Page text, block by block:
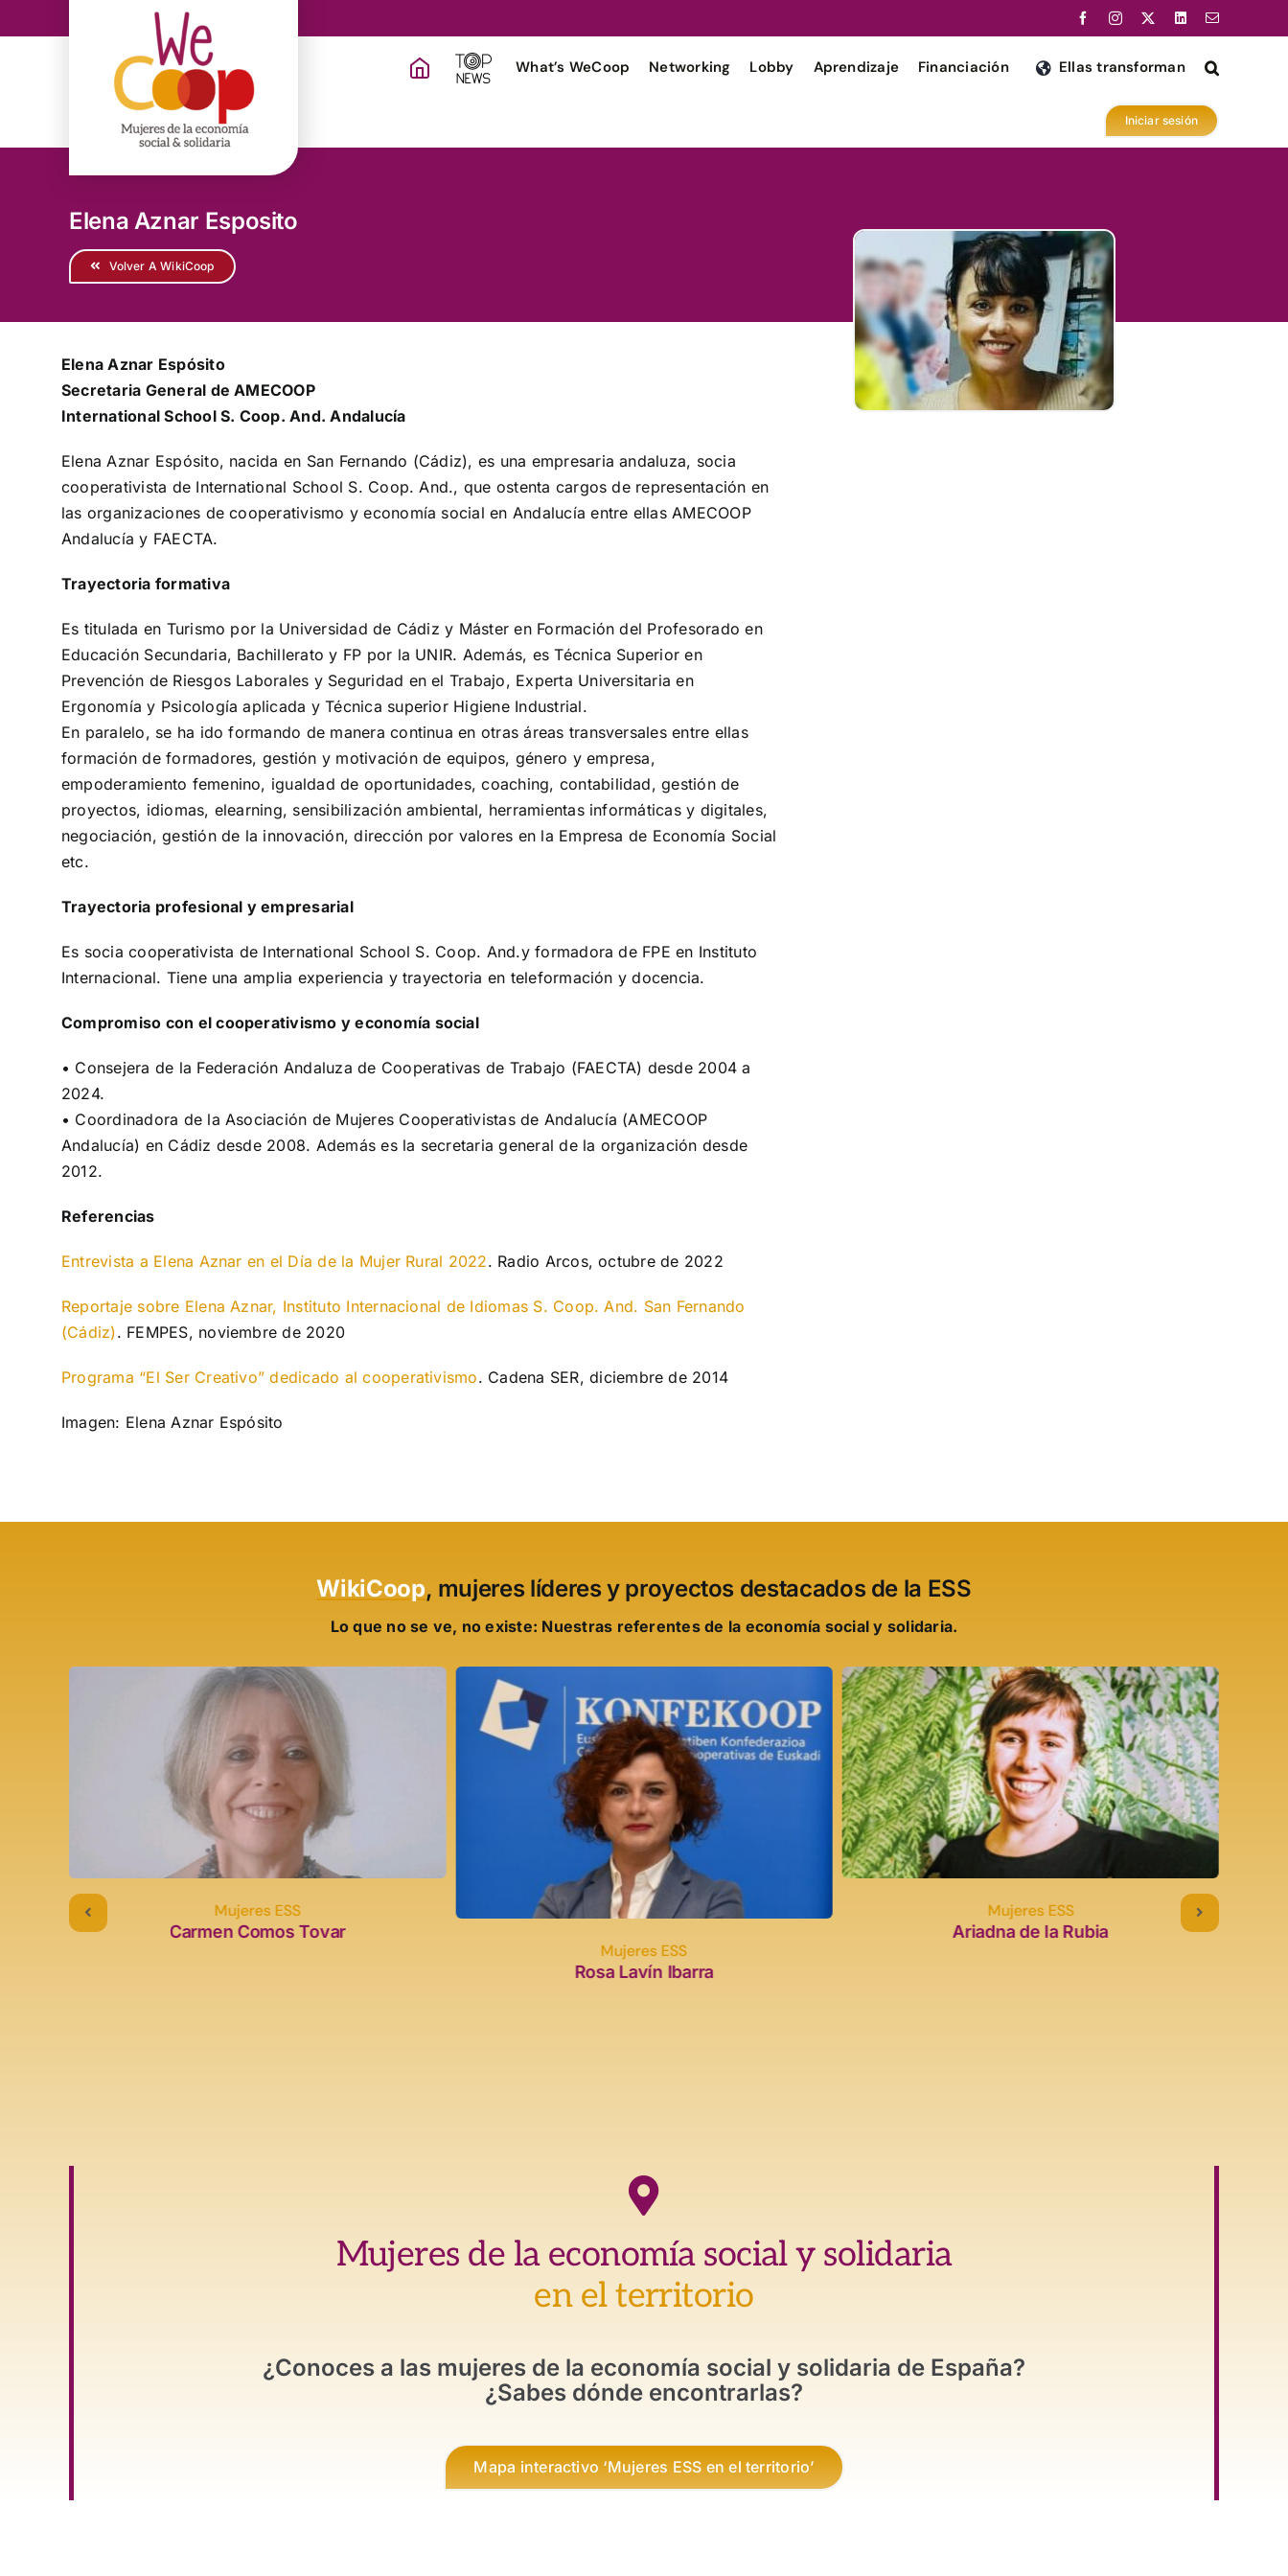
al
What’s WeCoop Networking Lobby Aprendizaje Financiación Ellas transforman
Iniciar sesión
Elena Aznar Esposito
Volver A WikiCoop
Elena Aznar Espósito
Secretaria General de AMECOOP
International School S. Coop. And. Andalucía
Elena Aznar Espósito, nacida en San Fernando (Cádiz), es una empresaria andaluza, socia
cooperativista de International School S. Coop. And., que ostenta cargos de representación en
las organizaciones de cooperativismo y economía social en Andalucía entre ellas AMECOOP
Andalucía y FAECTA.
Trayectoria formativa
Es titulada en Turismo por la Universidad de Cádiz y Máster en Formación del Profesorado en
Educación Secundaria, Bachillerato y FP por la UNIR. Además, es Técnica Superior en
Prevención de Riesgos Laborales y Seguridad en el Trabajo, Experta Universitaria en
Ergonomía y Psicología aplicada y Técnica superior Higiene Industrial.
En paralelo, se ha ido formando de manera continua en otras áreas transversales entre ellas
formación de formadores, gestión y motivación de equipos, género y empresa,
empoderamiento femenino, igualdad de oportunidades, coaching, contabilidad, gestión de
proyectos, idiomas, elearning, sensibilización ambiental, herramientas informáticas y digitales,
negociación, gestión de la innovación, dirección por valores en la Empresa de Economía Social
etc.
Trayectoria profesional y empresarial
Es socia cooperativista de International School S. Coop. And.y formadora de FPE en Instituto
Internacional. Tiene una amplia experiencia y trayectoria en teleformación y docencia.
Compromiso con el cooperativismo y economía social
• Consejera de la Federación Andaluza de Cooperativas de Trabajo (FAECTA) desde 2004 a
2024.
• Coordinadora de la Asociación de Mujeres Cooperativistas de Andalucía (AMECOOP
Andalucía) en Cádiz desde 2008. Además es la secretaria general de la organización desde
2012.
Referencias
Entrevista a Elena Aznar en el Día de la Mujer Rural 2022. Radio Arcos, octubre de 2022
Reportaje sobre Elena Aznar, Instituto Internacional de Idiomas S. Coop. And. San Fernando
(Cádiz). FEMPES, noviembre de 2020
Programa “El Ser Creativo” dedicado al cooperativismo. Cadena SER, diciembre de 2014
Imagen: Elena Aznar Espósito
WikiCoop, mujeres líderes y proyectos destacados de la ESS
Lo que no se ve, no existe: Nuestras referentes de la economía social y solidaria.
Mujeres ESS
Carmen Comos Tovar
Mujeres ESS
Rosa Lavín Ibarra
Mujeres ESS
Ariadna de la Rubia
Mujeres de la economía social y solidaria
en el territorio
¿Conoces a las mujeres de la economía social y solidaria de España?
¿Sabes dónde encontrarlas?
Mapa interactivo ‘Mujeres ESS en el territorio’